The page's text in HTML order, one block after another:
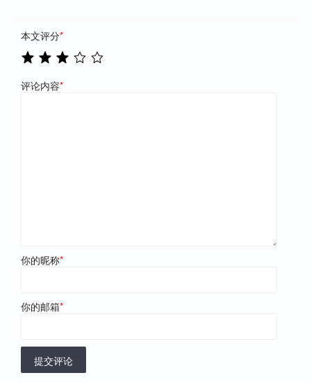
本文评分*
评论内容*
你的昵称*
你的邮箱*
提交评论